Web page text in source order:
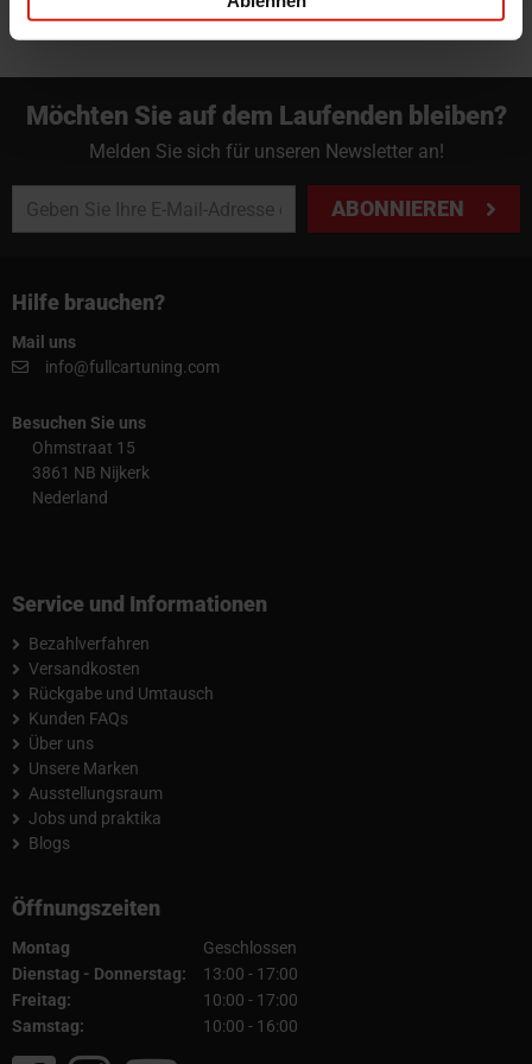
Möchten Sie auf dem Laufenden bleiben?
Melden Sie sich für unseren Newsletter an!
ABONNIEREN
Hilfe brauchen?
Mail uns
info@fullcartuning.com
Besuchen Sie uns
Ohmstraat 15
3861 NB Nijkerk
Nederland
Service und Informationen
Bezahlverfahren
Versandkosten
Rückgabe und Umtausch
Kunden FAQs
Über uns
Unsere Marken
Ausstellungsraum
Jobs und praktika
Blogs
Öffnungszeiten
Montag
Geschlossen
Dienstag - Donnerstag:
13:00 - 17:00
Freitag:
10:00 - 17:00
Samstag:
10:00 - 16:00